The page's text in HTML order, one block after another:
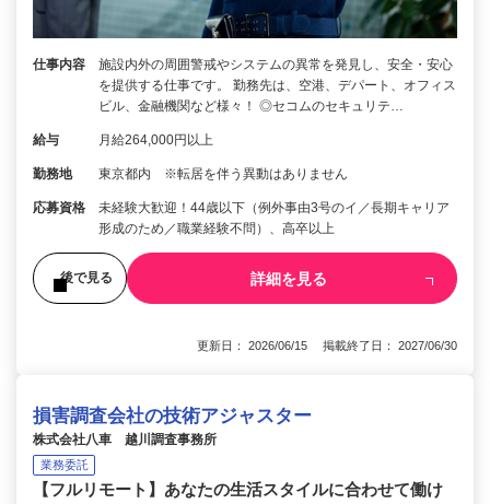
仕事内容
施設内外の周囲警戒やシステムの異常を発見し、安全・安心
を提供する仕事です。 勤務先は、空港、デパート、オフィス
ビル、金融機関など様々！ ◎セコムのセキュリテ…
給与 月給264,000円以上
勤務地 東京都内 ※転居を伴う異動はありません
応募資格
未経験大歓迎！44歳以下（例外事由3号のイ／長期キャリア
形成のため／職業経験不問）、高卒以上
後で見る 詳細を見る
更新日： 2026/06/15 掲載終了日： 2027/06/30
損害調査会社の技術アジャスター
株式会社八車 越川調査事務所
業務委託
【フルリモート】あなたの生活スタイルに合わせて働け